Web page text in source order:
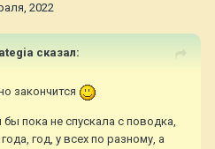
2022
сказал:
закончится
бы пока не спускала с поводка,
год, у всех по разному, а